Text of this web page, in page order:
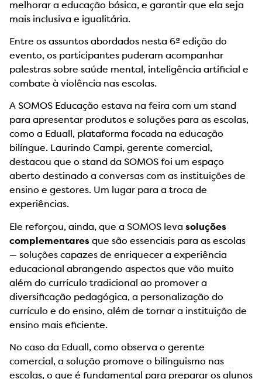
melhorar a educação básica, e garantir que ela seja
mais inclusiva e igualitária.
Entre os assuntos abordados nesta 6ª edição do
evento, os participantes puderam acompanhar
palestras sobre saúde mental, inteligência artificial e
combate à violência nas escolas.
A SOMOS Educação estava na feira com um stand
para apresentar produtos e soluções para as escolas,
como a Eduall, plataforma focada na educação
bilíngue. Laurindo Campi, gerente comercial,
destacou que o stand da SOMOS foi um espaço
aberto destinado a conversas com as instituições de
ensino e gestores. Um lugar para a troca de
experiências.
Ele reforçou, ainda, que a SOMOS leva soluções
complementares que são essenciais para as escolas
— soluções capazes de enriquecer a experiência
educacional abrangendo aspectos que vão muito
além do currículo tradicional ao promover a
diversificação pedagógica, a personalização do
currículo e do ensino, além de tornar a instituição de
ensino mais eficiente.
No caso da Eduall, como observa o gerente
comercial, a solução promove o bilinguismo nas
escolas, o que é fundamental para preparar os alunos